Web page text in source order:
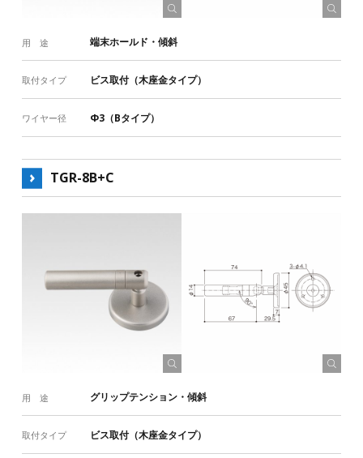
用 途 端末ホールド・傾斜
取付タイプ ビス取付（木座金タイプ）
ワイヤー径 Φ3（Bタイプ）
TGR-8B+C
用 途 グリップテンション・傾斜
取付タイプ ビス取付（木座金タイプ）